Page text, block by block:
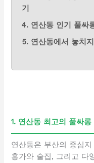
기
4. 연산동 인기 풀싸
5. 연산동에서 놓치
1. 연산동 최고의 풀싸롱
연산동은 부산의 중심
흥가와 술집, 그리고 다